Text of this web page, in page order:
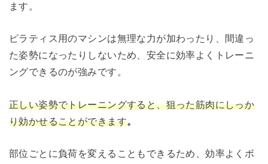
ます。
ピラティス用のマシンは無理な力が加わったり、間違っ
た姿勢になったりしないため、安全に効率よくトレーニ
ングできるのが強みです。
正しい姿勢でトレーニングすると、狙った筋肉にしっか
り効かせることができます。
部位ごとに負荷を変えることもできるため、効率よくボ